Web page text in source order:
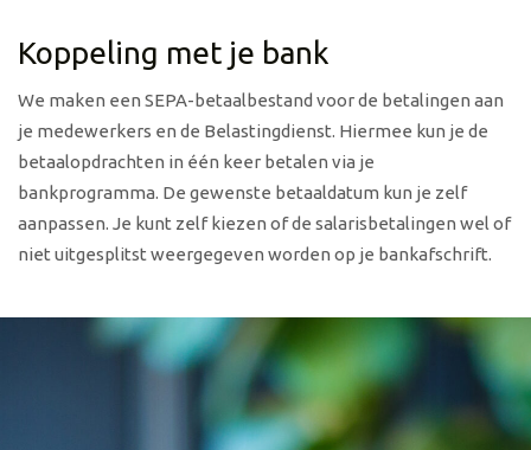
Koppeling met je bank
We maken een SEPA-betaalbestand voor de betalingen aan
je medewerkers en de Belastingdienst. Hiermee kun je de
betaalopdrachten in één keer betalen via je
bankprogramma. De gewenste betaaldatum kun je zelf
aanpassen. Je kunt zelf kiezen of de salarisbetalingen wel of
niet uitgesplitst weergegeven worden op je bankafschrift.